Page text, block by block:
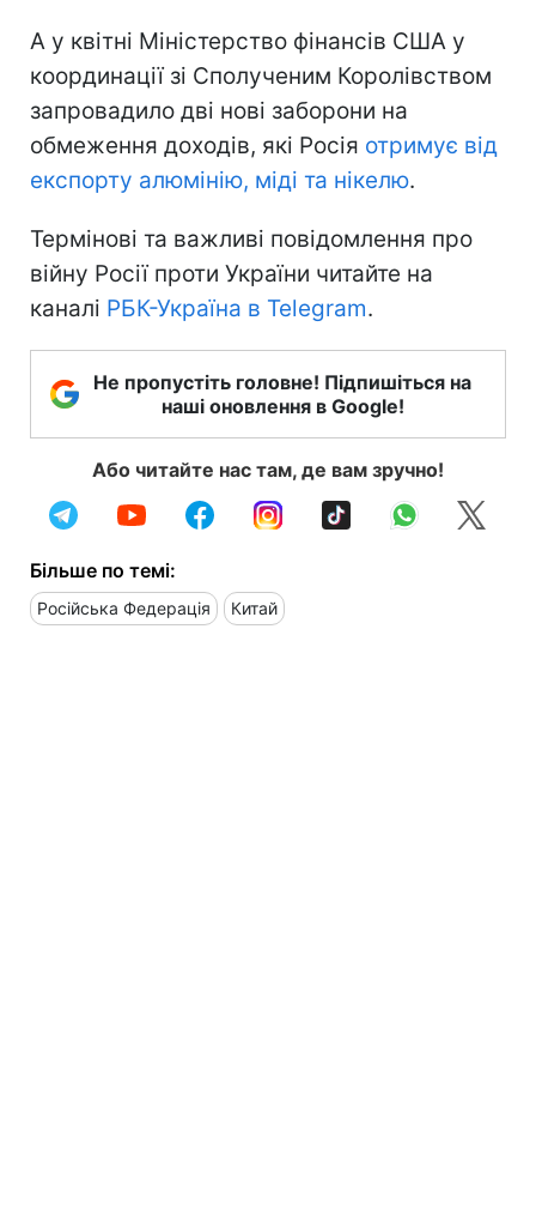
А у квітні Міністерство фінансів США у
координації зі Сполученим Королівством
запровадило дві нові заборони на
обмеження доходів, які Росія отримує від
експорту алюмінію, міді та нікелю.
Термінові та важливі повідомлення про
війну Росії проти України читайте на
каналі РБК-Україна в Telegram.
Не пропустіть головне! Підпишіться на
наші оновлення в Google!
Або читайте нас там, де вам зручно!
Більше по темі:
Російська Федерація Китай